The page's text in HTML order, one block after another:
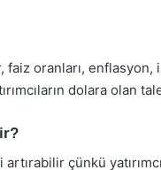
oranları,
dolara olan
çünkü